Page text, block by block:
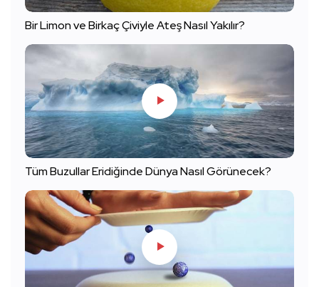
Bir Limon ve Birkaç Çiviyle Ateş Nasıl Yakılır?
Tüm Buzullar Eridiğinde Dünya Nasıl Görünecek?